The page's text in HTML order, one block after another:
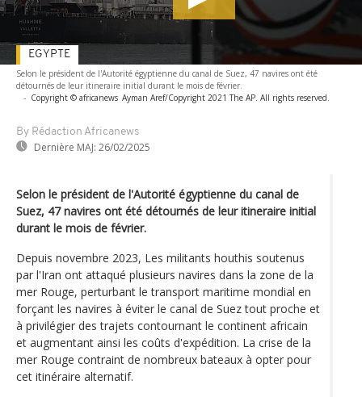
Selon le président de l'Autorité égyptienne du canal de Suez, 47 navires ont été
détournés de leur itineraire initial durant le mois de février.
- Copyright © africanews Ayman Aref/Copyright 2021 The AP. All rights reserved.
By Rédaction Africanews
Dernière MAJ: 26/02/2025
EGYPTE
Selon le président de l'Autorité égyptienne du canal de
Suez, 47 navires ont été détournés de leur itineraire initial
durant le mois de février.
Depuis novembre 2023, Les militants houthis soutenus
par l'Iran ont attaqué plusieurs navires dans la zone de la
mer Rouge, perturbant le transport maritime mondial en
forçant les navires à éviter le canal de Suez tout proche et
à privilégier des trajets contournant le continent africain
et augmentant ainsi les coûts d'expédition. La crise de la
mer Rouge contraint de nombreux bateaux à opter pour
cet itinéraire alternatif.